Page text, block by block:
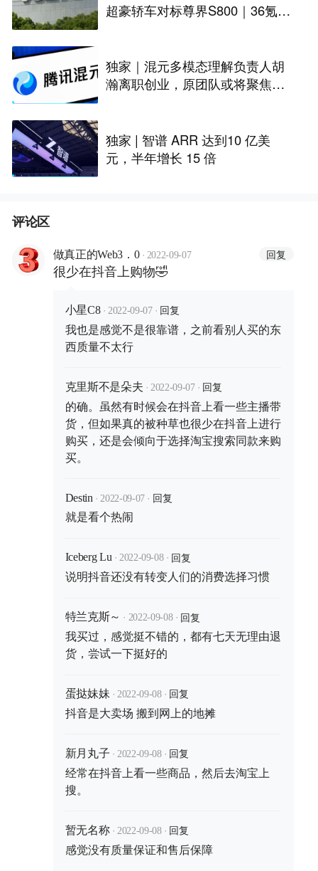
超豪轿车对标尊界S800｜36氪独
独家｜混元多模态理解负责人胡
瀚离职创业，原团队或将聚焦世
独家 | 智谱 ARR 达到10 亿美
元，半年增长 15 倍
评论区
做真正的Web3．0 · 2022-09-07 回复
很少在抖音上购物🤣
小星C8 · 2022-09-07 · 回复
我也是感觉不是很靠谱，之前看别人买的东
西质量不太行
克里斯不是朵夫 · 2022-09-07 · 回复
的确。虽然有时候会在抖音上看一些主播带
货，但如果真的被种草也很少在抖音上进行
购买，还是会倾向于选择淘宝搜索同款来购
买。
Destin · 2022-09-07 · 回复
就是看个热闹
Iceberg Lu · 2022-09-08 · 回复
说明抖音还没有转变人们的消费选择习惯
特兰克斯～ · 2022-09-08 · 回复
我买过，感觉挺不错的，都有七天无理由退
货，尝试一下挺好的
蛋挞妹妹 · 2022-09-08 · 回复
抖音是大卖场 搬到网上的地摊
新月丸子 · 2022-09-08 · 回复
经常在抖音上看一些商品，然后去淘宝上
搜。
暂无名称 · 2022-09-08 · 回复
感觉没有质量保证和售后保障